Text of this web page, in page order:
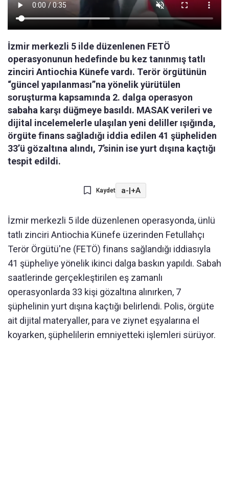
İzmir merkezli 5 ilde düzenlenen FETÖ
operasyonunun hedefinde bu kez tanınmış tatlı
zinciri Antiochia Künefe vardı. Terör örgütünün
“güncel yapılanması”na yönelik yürütülen
soruşturma kapsamında 2. dalga operasyon
sabaha karşı düğmeye basıldı. MASAK verileri ve
dijital incelemelerle ulaşılan yeni deliller ışığında,
örgüte finans sağladığı iddia edilen 41 şüpheliden
33’ü gözaltına alındı, 7’sinin ise yurt dışına kaçtığı
tespit edildi.
Kaydet a-|+A
İzmir merkezli 5 ilde düzenlenen operasyonda, ünlü
tatlı zinciri Antiochia Künefe üzerinden Fetullahçı
Terör Örgütü'ne (FETÖ) finans sağlandığı iddiasıyla
41 şüpheliye yönelik ikinci dalga baskın yapıldı. Sabah
saatlerinde gerçekleştirilen eş zamanlı
operasyonlarda 33 kişi gözaltına alınırken, 7
şüphelinin yurt dışına kaçtığı belirlendi. Polis, örgüte
ait dijital materyaller, para ve ziynet eşyalarına el
koyarken, şüphelilerin emniyetteki işlemleri sürüyor.